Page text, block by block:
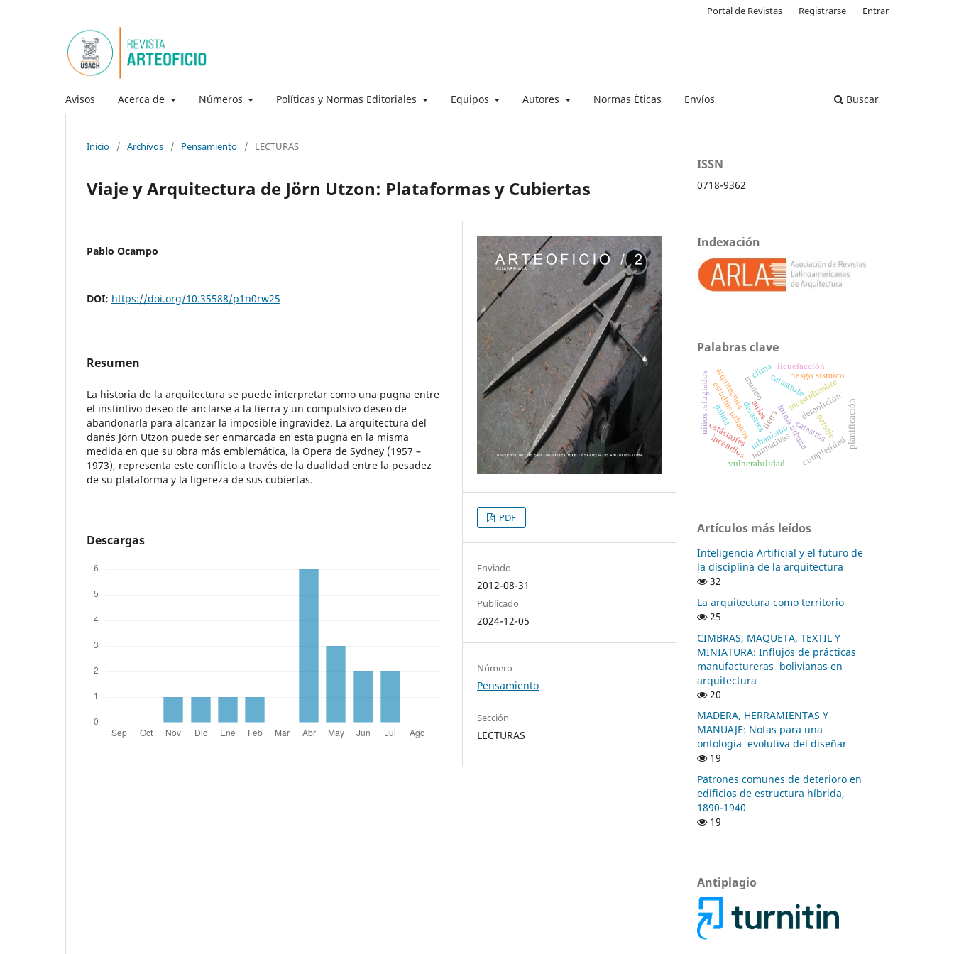
Avisos Acerca de Números Políticas y Normas Editoriales Equipos Autores Normas Éticas Envíos Buscar
Portal de Revistas Registrarse Entrar
Inicio / Archivos / Pensamiento / LECTURAS
Viaje y Arquitectura de Jörn Utzon: Plataformas y Cubiertas
Pablo Ocampo
DOI: https://doi.org/10.35588/p1n0rw25
Resumen
La historia de la arquitectura se puede interpretar como una pugna entre
el instintivo deseo de anclarse a la tierra y un compulsivo deseo de
abandonarla para alcanzar la imposible ingravidez. La arquitectura del
danés Jörn Utzon puede ser enmarcada en esta pugna en la misma
medida en que su obra más emblemática, la Opera de Sydney (1957 –
1973), representa este conflicto a través de la dualidad entre la pesadez
de su plataforma y la ligereza de sus cubiertas.
Descargas
PDF
Enviado
2012-08-31
Publicado
2024-12-05
Número
Pensamiento
Sección
LECTURAS
ISSN
0718-9362
Indexación
Palabras clave
desastrestierra
mundo
forma urbanapaisaje
catástrofe
incertidumbre
complejidad
urbanismo planificación
catastros
normativas
arquitectura
estudios urbanos
catástrofes
riesgo sísmico
vulnerabilidad
licuefacción
demolición
palma
incendios
niños refugiados aulas
clima
Artículos más leídos
Inteligencia Artificial y el futuro de
la disciplina de la arquitectura
32
La arquitectura como territorio
25
CIMBRAS, MAQUETA, TEXTIL Y
MINIATURA: Influjos de prácticas
manufactureras bolivianas en
arquitectura
20
MADERA, HERRAMIENTAS Y
MANUAJE: Notas para una
ontología evolutiva del diseñar
19
Patrones comunes de deterioro en
edificios de estructura híbrida,
1890-1940
19
Antiplagio